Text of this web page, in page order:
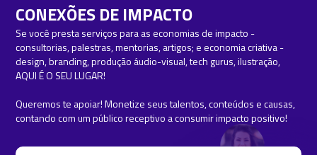
CONEXÕES DE IMPACTO
Se você presta serviços para as economias de impacto -
consultorias, palestras, mentorias, artigos; e economia criativa -
design, branding, produção áudio-visual, tech gurus, ilustração,
AQUI É O SEU LUGAR!
Queremos te apoiar! Monetize seus talentos, conteúdos e causas,
contando com um público receptivo a consumir impacto positivo!